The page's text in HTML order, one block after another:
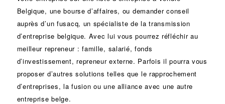
Belgique, unebourse d’affaires, ou demander conseil
auprès d’un fusacq, un spécialiste de latransmission
d’entreprise belgique. Avec lui vous pourrez réfléchir au
meilleur repreneur :famille, salarié, fonds
d’investissement, repreneur externe. Parfois il pourra vous
proposer d’autres solutions telles que le rapprochement
d’entreprises, lafusion ou unealliance avec une autre
entreprise belge.